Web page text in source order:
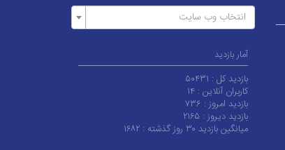
انتخاب وب سایت
آمار بازدید
بازدید کل : ۵۰۴۳۱
کاربران آنلاین : ۱۴
بازدید امروز : ۷۳۶
بازدید دیروز :۲۱۶۵
میانگین بازدید ۳۰ روز گذشته :
۱۶۸۲